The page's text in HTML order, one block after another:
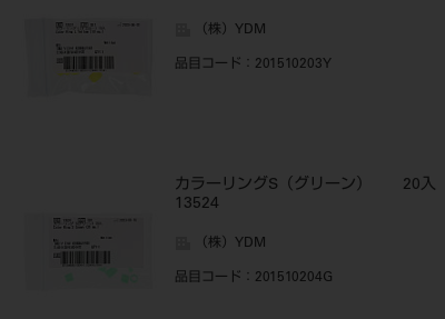
（株）YDM
品目コード ：201510203Y
カラーリングS（グリーン） 20入
13524
（株）YDM
品目コード ：201510204G